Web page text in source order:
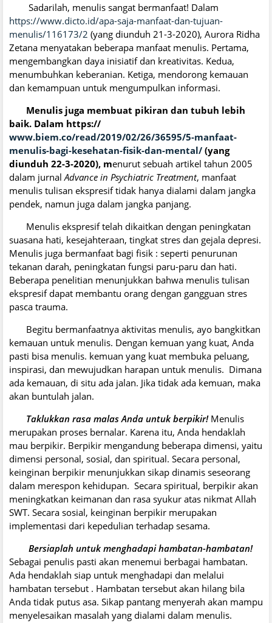
Sadarilah, menulis sangat bermanfaat! Dalam
https://www.dicto.id/apa-saja-manfaat-dan-tujuan-
menulis/116173/2 (yang diunduh 21-3-2020), Aurora Ridha
Zetana menyatakan beberapa manfaat menulis. Pertama,
mengembangkan daya inisiatif dan kreativitas. Kedua,
menumbuhkan keberanian. Ketiga, mendorong kemauan
dan kemampuan untuk mengumpulkan informasi.
Menulis juga membuat pikiran dan tubuh lebih
baik. Dalam https://
www.biem.co/read/2019/02/26/36595/5-manfaat-
menulis-bagi-kesehatan-fisik-dan-mental/ (yang
diunduh 22-3-2020), menurut sebuah artikel tahun 2005
dalam jurnalAdvance in Psychiatric Treatment, manfaat
menulis tulisan ekspresif tidak hanya dialami dalam jangka
pendek, namun juga dalam jangka panjang.
Menulis ekspresif telah dikaitkan dengan peningkatan
suasana hati, kesejahteraan, tingkat stres dan gejala depresi.
Menulis juga bermanfaat bagi fisik : seperti penurunan
tekanan darah, peningkatan fungsi paru-paru dan hati.
Beberapa penelitian menunjukkan bahwa menulis tulisan
ekspresif dapat membantu orang dengan gangguan stres
pasca trauma.
Begitu bermanfaatnya aktivitas menulis, ayo bangkitkan
kemauan untuk menulis. Dengan kemuan yang kuat, Anda
pasti bisa menulis. kemuan yang kuat membuka peluang,
inspirasi, dan mewujudkan harapan untuk menulis. Dimana
ada kemauan, di situ ada jalan. Jika tidak ada kemuan, maka
akan buntulah jalan.
Taklukkan rasa malas Anda untuk berpikir! Menulis
merupakan proses bernalar. Karena itu, Anda hendaklah
mau berpikir. Berpikir mengandung beberapa dimensi, yaitu
dimensi personal, sosial, dan spiritual. Secara personal,
keinginan berpikir menunjukkan sikap dinamis seseorang
dalam merespon kehidupan. Secara spiritual, berpikir akan
meningkatkan keimanan dan rasa syukur atas nikmat Allah
SWT. Secara sosial, keinginan berpikir merupakan
implementasi dari kepedulian terhadap sesama.
Bersiaplah untuk menghadapi hambatan-hambatan!
Sebagai penulis pasti akan menemui berbagai hambatan.
Ada hendaklah siap untuk menghadapi dan melalui
hambatan tersebut . Hambatan tersebut akan hilang bila
Anda tidak putus asa. Sikap pantang menyerah akan mampu
menyelesaikan masalah yang dialami dalam menulis.